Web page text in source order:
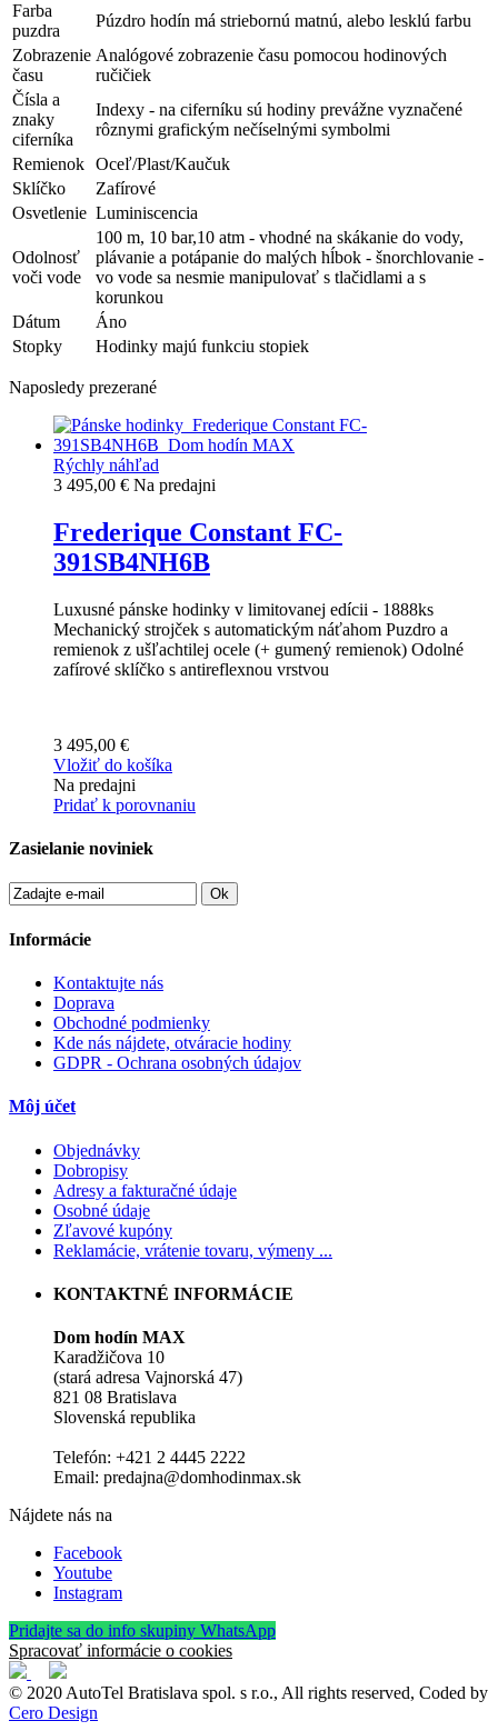
Farba
puzdra
Púzdro hodín má striebornú matnú, alebo lesklú farbu
Zobrazenie
času
Analógové zobrazenie času pomocou hodinových
ručičiek
Čísla a
znaky
ciferníka
Indexy - na ciferníku sú hodiny prevážne vyznačené
rôznymi grafickým nečíselnými symbolmi
Remienok Oceľ/Plast/Kaučuk
Sklíčko
Zafírové
Osvetlenie Luminiscencia
Odolnosť
voči vode
100 m, 10 bar,10 atm - vhodné na skákanie do vody,
plávanie a potápanie do malých hĺbok - šnorchlovanie -
vo vode sa nesmie manipulovať s tlačidlami a s
korunkou
Dátum
Áno
Stopky
Hodinky majú funkciu stopiek
Naposledy prezerané
Rýchly náhľad
3 495,00 € Na predajni
Frederique Constant FC-
391SB4NH6B
Luxusné pánske hodinky v limitovanej edícii - 1888ks
Mechanický strojček s automatickým náťahom Puzdro a
remienok z ušľachtilej ocele (+ gumený remienok) Odolné
zafírové sklíčko s antireflexnou vrstvou
3 495,00 €
Vložiť do košíka
Na predajni
Pridať k porovnaniu
Zasielanie noviniek
Ok
Informácie
Kontaktujte nás
Doprava
Obchodné podmienky
Kde nás nájdete, otváracie hodiny
GDPR - Ochrana osobných údajov
Môj účet
Objednávky
Dobropisy
Adresy a fakturačné údaje
Osobné údaje
Zľavové kupóny
Reklamácie, vrátenie tovaru, výmeny ...
KONTAKTNÉ INFORMÁCIE
Dom hodín MAX
Karadžičova 10
(stará adresa Vajnorská 47)
821 08 Bratislava
Slovenská republika
Telefón: +421 2 4445 2222
Email: predajna@domhodinmax.sk
Nájdete nás na
Facebook
Youtube
Instagram
Pridajte sa do info skupiny WhatsApp
Spracovať informácie o cookies
© 2020 AutoTel Bratislava spol. s r.o., All rights reserved, Coded by
Cero Design